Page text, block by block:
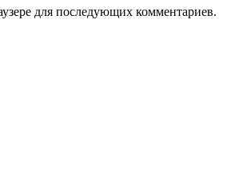
для последующих комментариев.